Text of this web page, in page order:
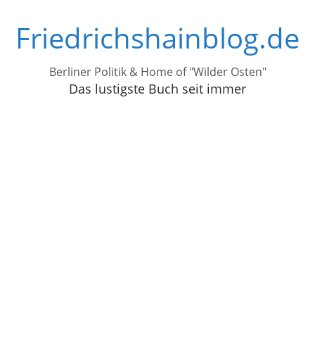
Inhalt
springen
Friedrichshainblog.de
Berliner Politik & Home of "Wilder Osten"
Das lustigste Buch seit immer